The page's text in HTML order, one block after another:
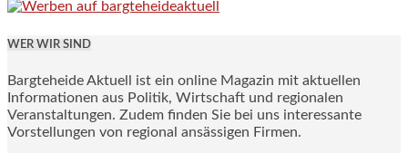
WER WIR SIND
Bargteheide Aktuell ist ein online Magazin mit aktuellen
Informationen aus Politik, Wirtschaft und regionalen
Veranstaltungen. Zudem finden Sie bei uns interessante
Vorstellungen von regional ansässigen Firmen.